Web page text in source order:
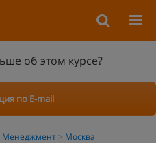
об этом курсе?
по E-mail
Менеджмент Москва